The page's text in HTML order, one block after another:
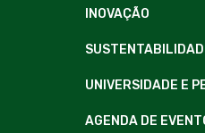
INOVAÇÃO
UNIVERSIDADE E
AGENDA DE